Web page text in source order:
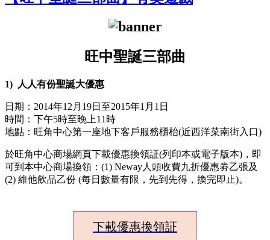
旺中聖誕三部曲
1) 人人有份聖誕大優惠
日期：2014年12月19日至2015年1月1日
時間：下午5時至晚上11時
地點：旺角中心第一座地下客戶服務櫃枱(近西洋菜南街入口)
於旺角中心商場網頁下載優惠換領証(列印本或電子版本)，即
可到本中心商場換領：(1) Neway人頭收費九折優惠劵乙張及
(2) 維他飲品乙份 (每日數量有限，先到先得，換完即止)。
下載優惠換領証